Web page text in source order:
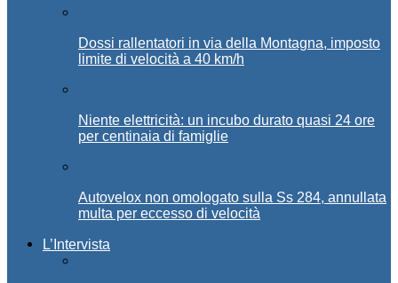
Dossi rallentatori in via della Montagna, imposto
limite di velocità a 40 km/h
Niente elettricità: un incubo durato quasi 24 ore
per centinaia di famiglie
Autovelox non omologato sulla Ss 284, annullata
multa per eccesso di velocità
L’Intervista